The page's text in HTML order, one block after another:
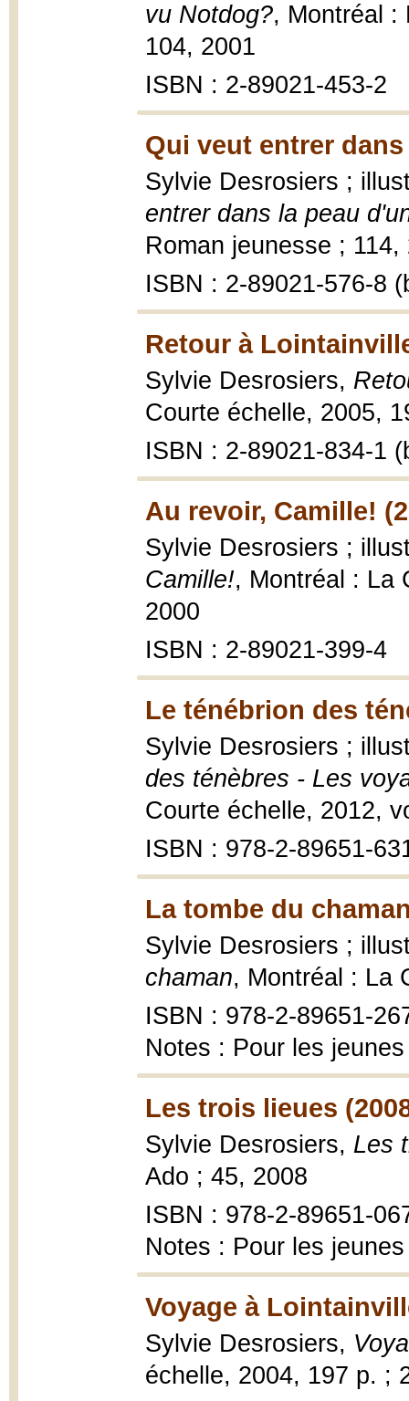
vu Notdog?, Montréal :
104, 2001
ISBN : 2-89021-453-2
Qui veut entrer
Sylvie Desrosiers ;
entrer dans la peau
Roman jeunesse ;
ISBN : 2-89021-576-8
Retour à
Sylvie Desrosiers,
Courte échelle, 2005,
ISBN : 2-89021-834-1
Au revoir, Camille!
Sylvie Desrosiers ;
Camille!, Montréal : La
2000
ISBN : 2-89021-399-4
Le ténébrion des
Sylvie Desrosiers ;
des ténèbres - Les
Courte échelle, 2012,
ISBN : 978-2-89651-
La tombe du
Sylvie Desrosiers ;
chaman, Montréal : La
ISBN : 978-2-89651-
Notes : Pour les
Les trois lieues
Sylvie Desrosiers, Les
Ado ; 45, 2008
ISBN : 978-2-89651-
Notes : Pour les
Voyage à
Sylvie Desrosiers,
échelle, 2004, 197 p. ;